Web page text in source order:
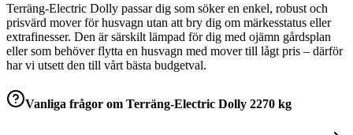
Terräng-Electric Dolly passar dig som söker en enkel, robust och
prisvärd mover för husvagn utan att bry dig om märkesstatus eller
extrafinesser. Den är särskilt lämpad för dig med ojämn gårdsplan
eller som behöver flytta en husvagn med mover till lågt pris – därför
har vi utsett den till vårt bästa budgetval.
Vanliga frågor om Terräng-Electric Dolly 2270 kg